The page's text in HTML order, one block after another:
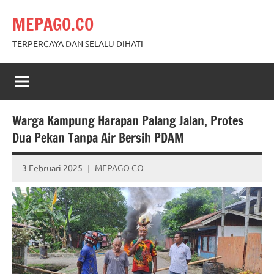
content
MEPAGO.CO
TERPERCAYA DAN SELALU DIHATI
Warga Kampung Harapan Palang Jalan, Protes
Dua Pekan Tanpa Air Bersih PDAM
3 Februari 2025 MEPAGO CO
No
comments